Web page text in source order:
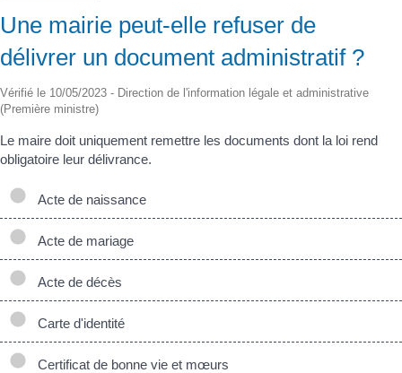
Une mairie peut-elle refuser de
délivrer un document administratif ?
Vérifié le 10/05/2023 - Direction de l'information légale et administrative
(Première ministre)
Le maire doit uniquement remettre les documents dont la loi rend
obligatoire leur délivrance.
Acte de naissance
Acte de mariage
Acte de décès
Carte d'identité
Certificat de bonne vie et mœurs